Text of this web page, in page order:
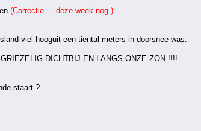
(Correctie ---deze week nog )
viel hooguit een tiental meters in doorsnee was.
DICHTBIJ EN LANGS ONZE ZON-!!!!
staart-?